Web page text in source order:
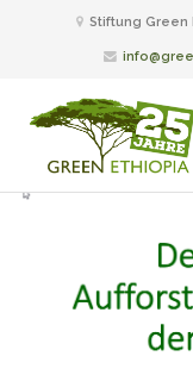
Stiftung Green